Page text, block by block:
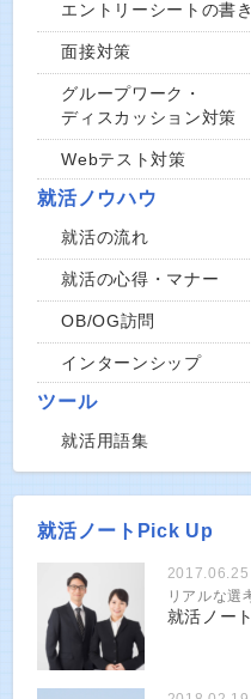
エントリーシートの書
面接対策
グループワーク・
ディスカッション対策
Webテスト対策
就活ノウハウ
就活の流れ
就活の心得・マナー
OB/OG訪問
インターンシップ
ツール
就活用語集
就活ノートPick Up
2017.06.25
リアルな選
就活ノー